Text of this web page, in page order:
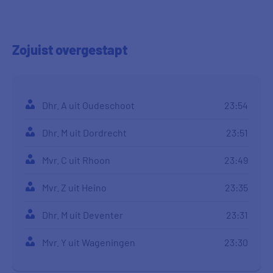
Zojuistovergestapt
Dhr. A uit Oudeschoot 23:54
Dhr. M uit Dordrecht 23:51
Mvr. C uit Rhoon 23:49
Mvr. Z uit Heino 23:35
Dhr. M uit Deventer 23:31
Mvr. Y uit Wageningen 23:30